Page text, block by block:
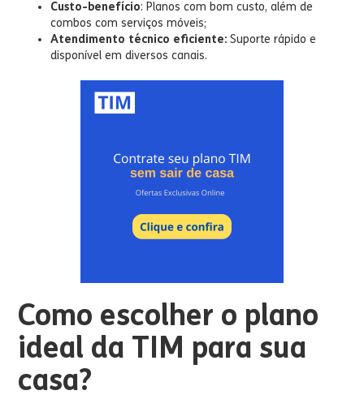
Custo-benefício: Planos com bom custo, além de
combos com serviços móveis;
Atendimento técnico eficiente:Suporte rápido e
disponível em diversos canais.
Como escolher o plano
ideal da TIM para sua
casa?